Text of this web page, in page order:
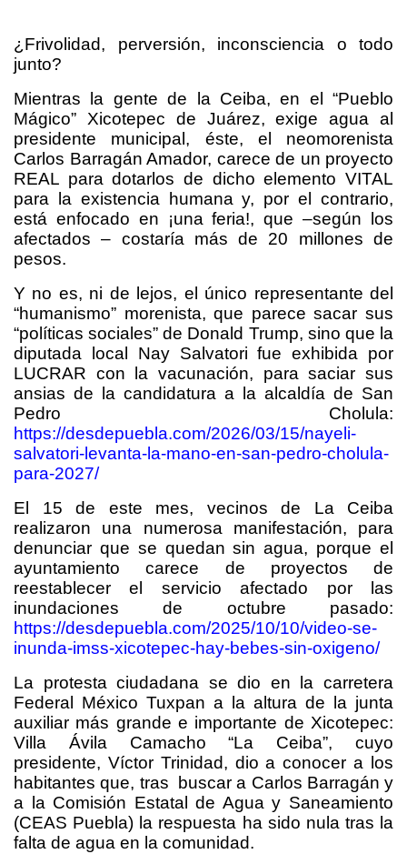
¿Frivolidad, perversión, inconsciencia o todo
junto?
Mientras la gente de la Ceiba, en el “Pueblo
Mágico” Xicotepec de Juárez, exige agua al
presidente municipal, éste, el neomorenista
Carlos Barragán Amador, carece de un proyecto
REAL para dotarlos de dicho elemento VITAL
para la existencia humana y, por el contrario,
está enfocado en ¡una feria!, que –según los
afectados – costaría más de 20 millones de
pesos.
Y no es, ni de lejos, el único representante del
“humanismo” morenista, que parece sacar sus
“políticas sociales” de Donald Trump, sino que la
diputada local Nay Salvatori fue exhibida por
LUCRAR con la vacunación, para saciar sus
ansias de la candidatura a la alcaldía de San
Pedro Cholula:
https://desdepuebla.com/2026/03/15/nayeli-
salvatori-levanta-la-mano-en-san-pedro-cholula-
para-2027/
El 15 de este mes, vecinos de La Ceiba
realizaron una numerosa manifestación, para
denunciar que se quedan sin agua, porque el
ayuntamiento carece de proyectos de
reestablecer el servicio afectado por las
inundaciones de octubre pasado:
https://desdepuebla.com/2025/10/10/video-se-
inunda-imss-xicotepec-hay-bebes-sin-oxigeno/
La protesta ciudadana se dio en la carretera
Federal México Tuxpan a la altura de la junta
auxiliar más grande e importante de Xicotepec:
Villa Ávila Camacho “La Ceiba”, cuyo
presidente, Víctor Trinidad, dio a conocer a los
habitantes que, tras buscar a Carlos Barragán y
a la Comisión Estatal de Agua y Saneamiento
(CEAS Puebla) la respuesta ha sido nula tras la
falta de agua en la comunidad.